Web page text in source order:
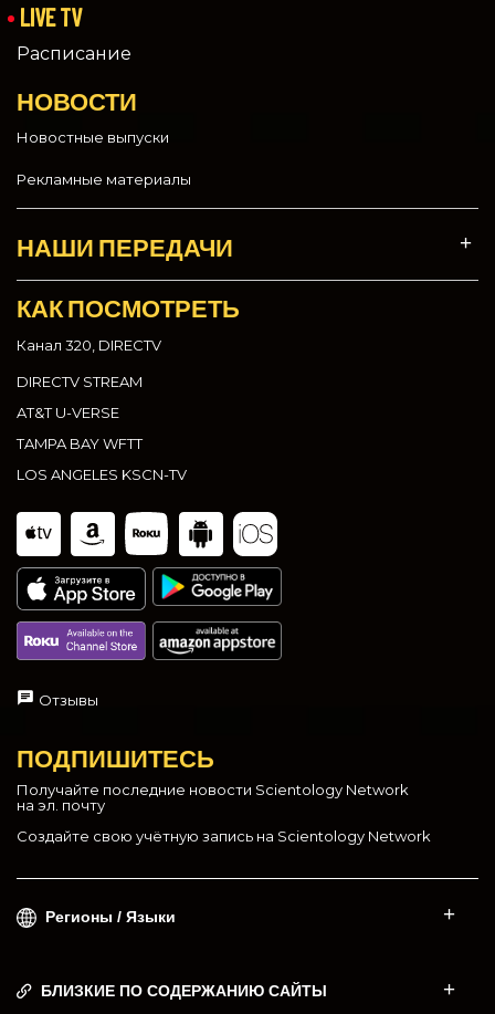
LIVE TV
Расписание
НОВОСТИ
Новостные выпуски
Рекламные материалы
НАШИ ПЕРЕДАЧИ
КАК ПОСМОТРЕТЬ
Канал 320, DIRECTV
DIRECTV STREAM
AT&T U-VERSE
TAMPA BAY WFTT
LOS ANGELES KSCN-TV
Отзывы
ПОДПИШИТЕСЬ
Получайте последние новости Scientology Network
на эл. почту
Создайте свою учётную запись на Scientology Network
Регионы / Языки
БЛИЗКИЕ ПО СОДЕРЖАНИЮ САЙТЫ